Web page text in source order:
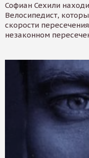
Софиан Сехили
Велосипедист,
скорости
незаконном